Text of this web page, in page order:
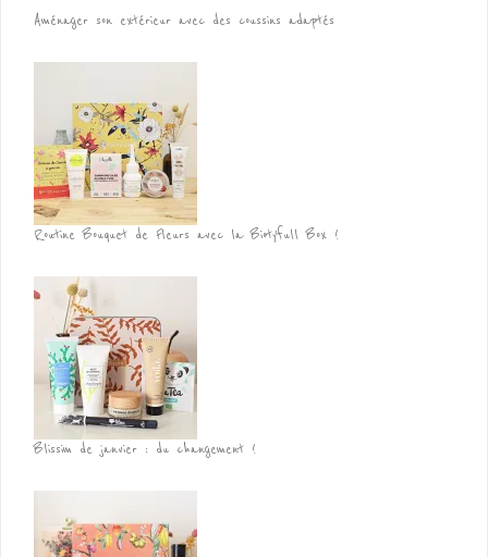
Aménager son extérieur avec des coussins adaptés
Routine Bouquet de Fleurs avec la Biotyfull Box !
Blissim de janvier : du changement !